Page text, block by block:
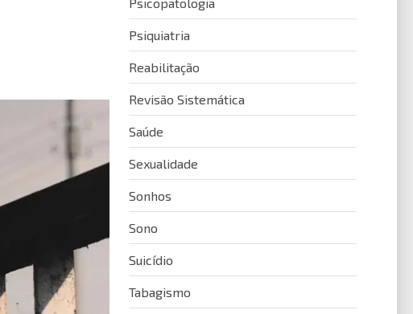
Psiquiatria
Reabilitação
Revisão Sistemática
Saúde
Sexualidade
Sonhos
Sono
Suicídio
Tabagismo